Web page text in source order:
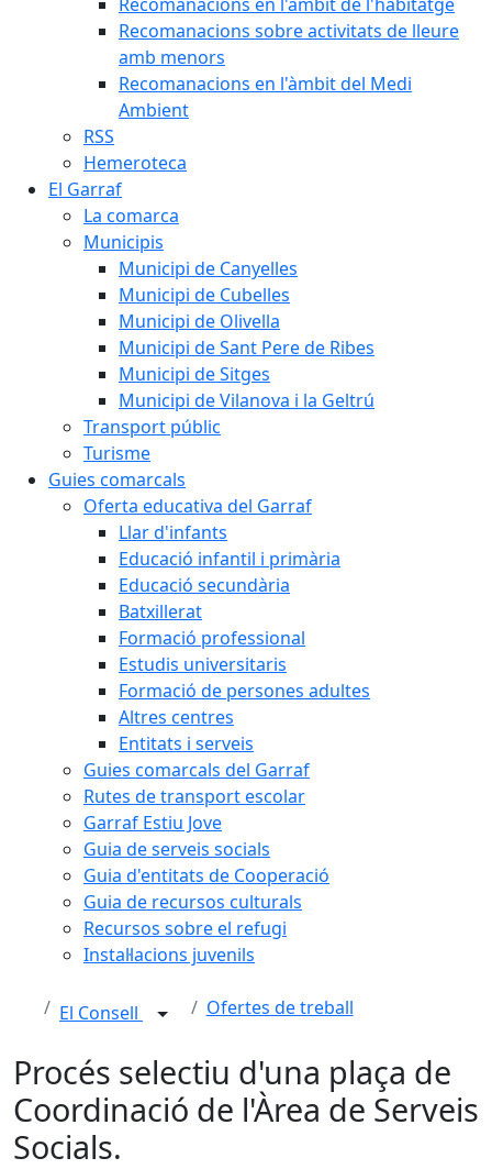
Recomanacions sobre activitats de lleure
amb menors
Recomanacions en l'àmbit del Medi
Ambient
RSS
Hemeroteca
El Garraf
La comarca
Municipis
Municipi de Canyelles
Municipi de Cubelles
Municipi de Olivella
Municipi de Sant Pere de Ribes
Municipi de Sitges
Municipi de Vilanova i la Geltrú
Transport públic
Turisme
Guies comarcals
Oferta educativa del Garraf
Llar d'infants
Educació infantil i primària
Educació secundària
Batxillerat
Formació professional
Estudis universitaris
Formació de persones adultes
Altres centres
Entitats i serveis
Guies comarcals del Garraf
Rutes de transport escolar
Garraf Estiu Jove
Guia de serveis socials
Guia d'entitats de Cooperació
Guia de recursos culturals
Recursos sobre el refugi
Instal·lacions juvenils
El Consell Ofertes de treball
Procés selectiu d'una plaça de
Coordinació de l'Àrea de Serveis
Socials.